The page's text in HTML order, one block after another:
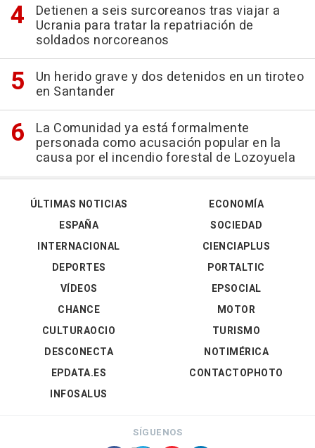
Detienen a seis surcoreanos tras viajar a
Ucrania para tratar la repatriación de
soldados norcoreanos
Un herido grave y dos detenidos en un tiroteo
en Santander
La Comunidad ya está formalmente
personada como acusación popular en la
causa por el incendio forestal de Lozoyuela
ÚLTIMAS NOTICIAS
ESPAÑA
INTERNACIONAL
DEPORTES
VÍDEOS
ECONOMÍA
SOCIEDAD
CIENCIAPLUS
PORTALTIC
EPSOCIAL
CHANCE
CULTURAOCIO
DESCONECTA
EPDATA.ES
INFOSALUS
MOTOR
TURISMO
NOTIMÉRICA
CONTACTOPHOTO
SÍGUENOS